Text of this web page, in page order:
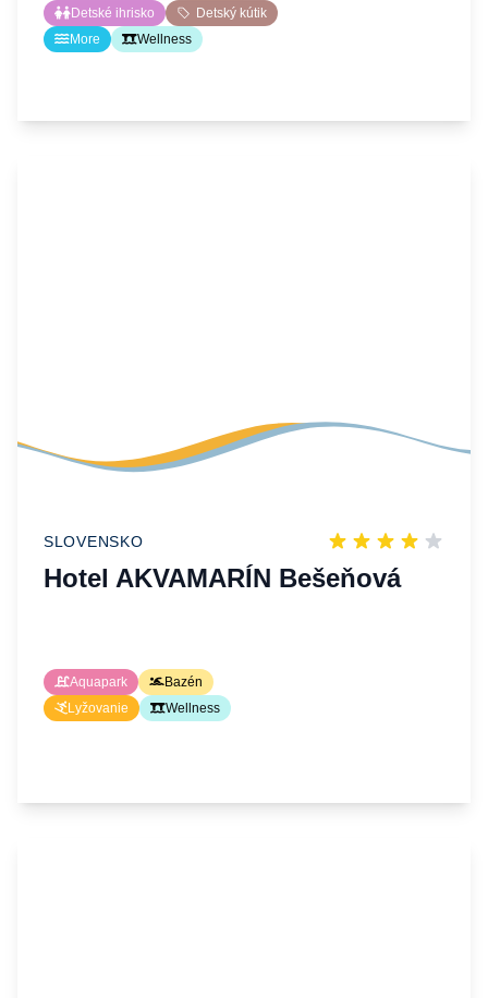
Detské ihrisko
Detský kútik
More
Wellness
SLOVENSKO
Hotel AKVAMARÍN Bešeňová
Aquapark
Bazén
Lyžovanie
Wellness